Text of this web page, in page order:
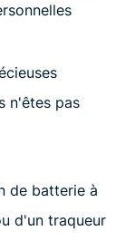
n'êtes pas
de batterie à
d'un traqueur